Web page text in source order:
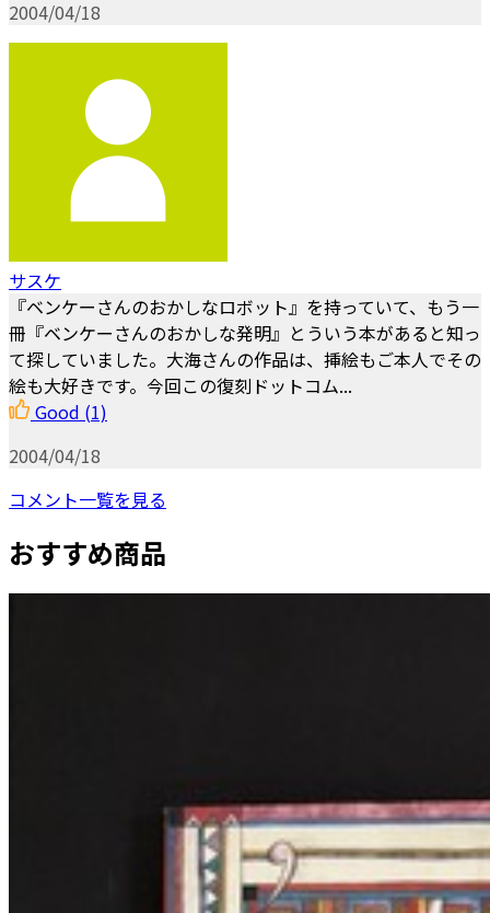
2004/04/18
サスケ
『ベンケーさんのおかしなロボット』を持っていて、もう一
冊『ベンケーさんのおかしな発明』とういう本があると知っ
て探していました。大海さんの作品は、挿絵もご本人でその
絵も大好きです。今回この復刻ドットコム...
Good (1)
2004/04/18
コメント一覧を見る
おすすめ商品